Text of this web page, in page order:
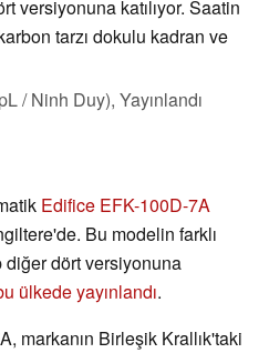
versiyonuna katılıyor. Saatin
tarzı dokulu kadran ve
/ Ninh Duy), Yayınlandı
Edifice EFK-100D-7A
Bu modelin farklı
dört versiyonuna
ülkede yayınlandı.
markanın Birleşik Krallık'taki